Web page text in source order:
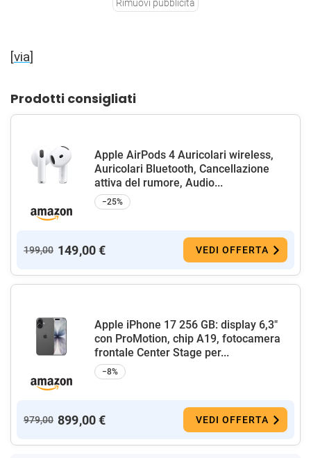
Rimuovi pubblicità
[via]
Prodotti consigliati
Apple AirPods 4 Auricolari wireless,
Auricolari Bluetooth, Cancellazione
attiva del rumore, Audio...
−25%
199,00 149,00 € VEDI OFFERTA
Apple iPhone 17 256 GB: display 6,3"
con ProMotion, chip A19, fotocamera
frontale Center Stage per...
−8%
979,00 899,00 € VEDI OFFERTA